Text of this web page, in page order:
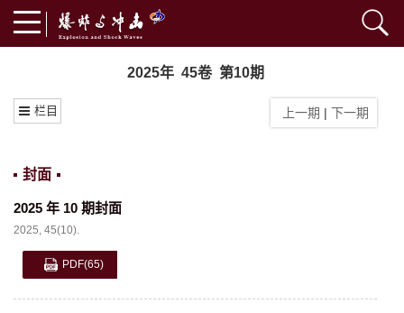
2025年 45卷 第10期
栏目 上一期 | 下一期
封面
2025 年 10 期封面
2025, 45(10).
PDF(65)